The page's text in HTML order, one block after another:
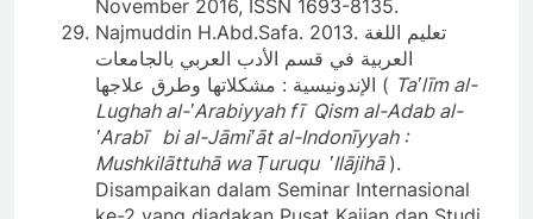
November 2016, ISSN 1693-8135.
Najmuddin H.Abd.Safa. 2013. تعليم اللغة
العربية في قسم الأدب العربي بالجامعات
الإندونيسية : مشكلاتها وطرق علاجها ( Taʽlīm al-
Lughah al-ʽArabiyyah fī Qism al-Adab al-
ʽArabī bi al-Jāmiʽāt al-Indonīyyah :
Mushkilāttuhā wa Ṭuruqu ʽIlājihā ).
Disampaikan dalam Seminar Internasional